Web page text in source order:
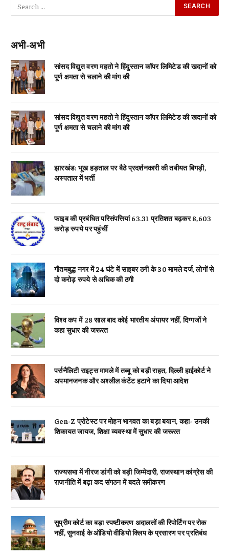
अभी-अभी
सांसद विद्युत वरण महतो ने हिंदुस्तान कॉपर लिमिटेड की खदानों को
पूर्ण क्षमता से चलाने की मांग की
सांसद विद्युत वरण महतो ने हिंदुस्तान कॉपर लिमिटेड की खदानों को
पूर्ण क्षमता से चलाने की मांग की
झारखंड: भूख हड़ताल पर बैठे प्रदर्शनकारी की तबीयत बिगड़ी,
अस्पताल में भर्ती
फाइब की प्रबंधित परिसंपत्तियां 63.31 प्रतिशत बढ़कर 8,603
करोड़ रुपये पर पहुंचीं
गौतमबुद्ध नगर में 24 घंटे में साइबर ठगी के 30 मामले दर्ज, लोगों से
दो करोड़ रुपये से अधिक की ठगी
विश्व कप में 28 साल बाद कोई भारतीय अंपायर नहीं, दिग्गजों ने
कहा सुधार की जरूरत
पर्सनैलिटी राइट्स मामले में तब्बू को बड़ी राहत, दिल्ली हाईकोर्ट ने
अपमानजनक और अश्लील कंटेंट हटाने का दिया आदेश
Gen-Z प्रोटेस्ट पर मोहन भागवत का बड़ा बयान, कहा- उनकी
शिकायत जायज, शिक्षा व्यवस्था में सुधार की जरूरत
राज्यसभा में नीरज डांगी को बड़ी जिम्मेदारी, राजस्थान कांग्रेस की
राजनीति में बढ़ा कद संगठन में बदले समीकरण
सुप्रीम कोर्ट का बड़ा स्पष्टीकरण अदालतों की रिपोर्टिंग पर रोक
नहीं, सुनवाई के ऑडियो वीडियो क्लिप के प्रसारण पर प्रतिबंध